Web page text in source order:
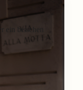
ein bisschen